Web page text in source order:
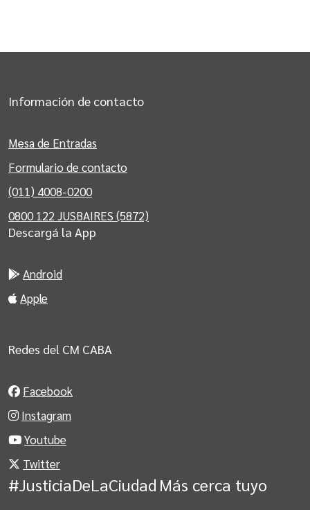
Información de contacto
Mesa de Entradas
Formulario de contacto
(011) 4008-0200
0800 122 JUSBAIRES (5872)
Descargá la App
Android
Apple
Redes del CM CABA
Facebook
Instagram
Youtube
Twitter
#JusticiaDeLaCiudad Más cerca tuyo